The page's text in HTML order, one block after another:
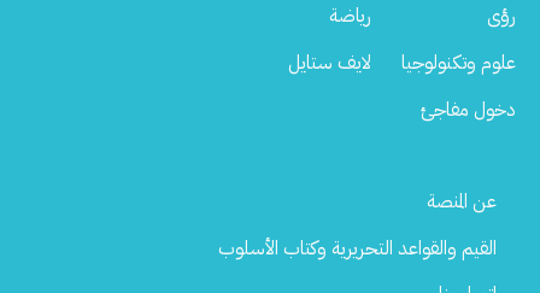
رؤى
رياضة
علوم وتكنولوجيا
لايف ستايل
دخول مفاجئ
Footer
عن المنصة
القيم والقواعد التحريرية وكتاب الأسلوب